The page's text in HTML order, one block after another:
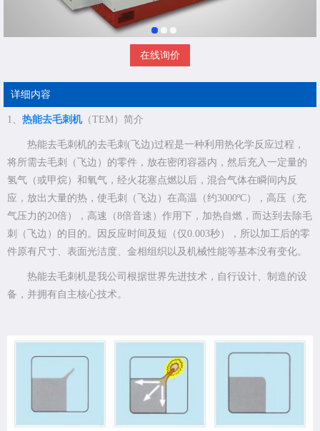
在线询价
详细内容
1、 热能去毛刺机（TEM）简介
热能去毛刺机的去毛刺(飞边)过程是一种利用热化学反应过程，
将所需去毛刺（飞边）的零件，放在密闭容器内，然后充入一定量的
氢气（或甲烷）和氧气，经火花塞点燃以后，混合气体在瞬间内反
应，放出大量的热，使毛刺（飞边）在高温（约3000ºC），高压（充
气压力的20倍），高速（8倍音速）作用下，加热自燃，而达到去除毛
刺（飞边）的目的。因反应时间及短（仅0.003秒），所以加工后的零
件原有尺寸、表面光洁度、金相组织以及机械性能等基本没有变化。
热能去毛刺机是我公司根据世界先进技术，自行设计、制造的设
备，并拥有自主核心技术。